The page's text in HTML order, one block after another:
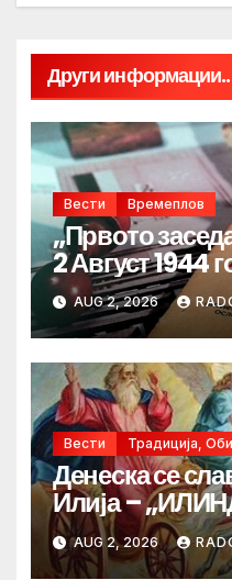
Други
Вести Времеплов
„Првото
2 Август 1944
AUG 2, 2026
Вести Традиција,
Денеска се
Илија –
AUG 2, 2026